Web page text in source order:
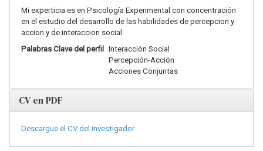
Mi experticia es en Psicología Experimental con concentración
en el estudio del desarrollo de las habilidades de percepcion y
accion y de interaccion social
Palabras Clave del perfil
Interacción Social
Percepción-Acción
Acciones Conjuntas
CV en PDF
Descargue el CV del investigador